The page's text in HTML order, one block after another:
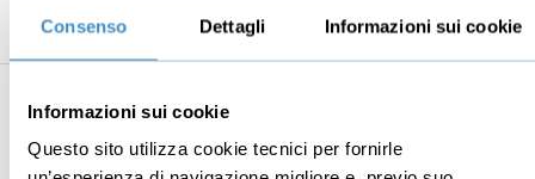
Consenso Dettagli Informazioni sui cookie
Informazioni sui cookie
Questo sito utilizza cookie tecnici per fornirle
Business
Mindset imprenditoriale
Digital marketing
Seo